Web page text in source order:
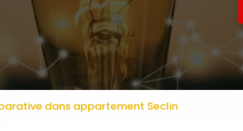
dans appartement Seclin